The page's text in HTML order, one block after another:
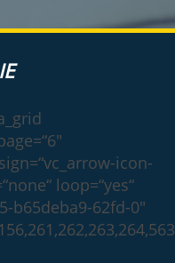
icon-
loop=“yes“
b65deba9-62fd-0″